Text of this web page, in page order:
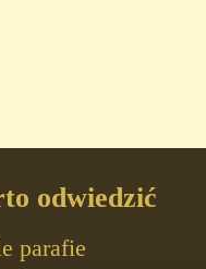
odwiedzić
parafie